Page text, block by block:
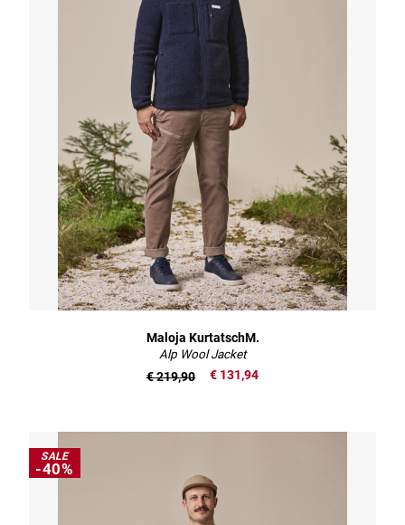
Maloja KurtatschM.
Alp Wool Jacket
€ 131,94
€ 219,90
SALE
-40%